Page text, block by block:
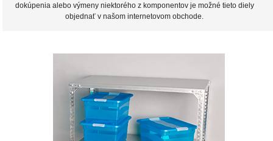
dokúpenia alebo výmeny niektorého z komponentov je možné tieto diely
objednať v našom internetovom obchode.